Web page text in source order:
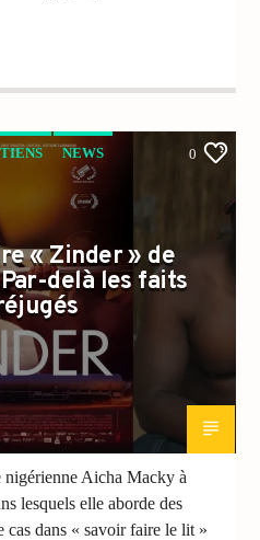
NEWS 0
« Zinder » de
delà les faits
nigérienne Aicha Macky à
lesquels elle aborde des
cas dans « savoir faire le lit »